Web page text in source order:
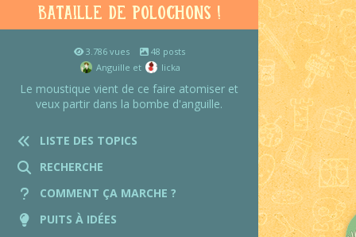
Bataille de polochons !
3.786 vues
48 posts
Anguille et
licka
Le moustique vient de ce faire atomiser et
veux partir dans la bombe d'anguille.
LISTE DES TOPICS
RECHERCHE
COMMENT ÇA MARCHE ?
PUITS À IDÉES